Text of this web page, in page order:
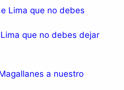
que no debes dejar